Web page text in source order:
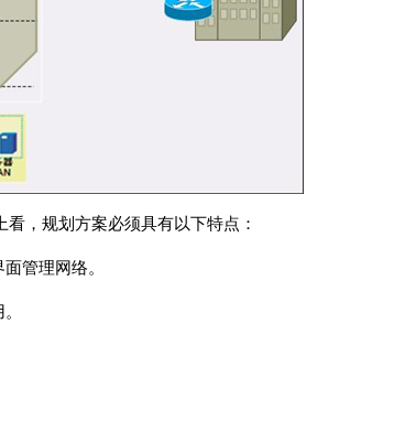
，规划方案必须具有以下特点：
管理网络。